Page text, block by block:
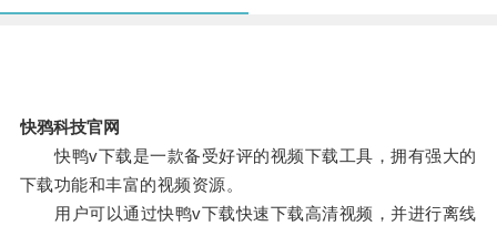
快鸦科技官网
快鸭v下载是一款备受好评的视频下载工具，拥有强大的
下载功能和丰富的视频资源。
用户可以通过快鸭v下载快速下载高清视频，并进行离线